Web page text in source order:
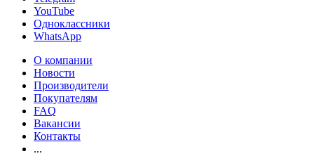
YouTube
Одноклассники
WhatsApp
О компании
Новости
Производители
Покупателям
FAQ
Вакансии
Контакты
...